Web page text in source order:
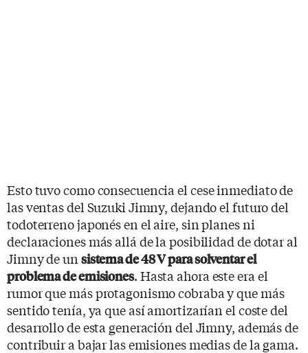
Esto tuvo como consecuencia el cese inmediato de
las ventas del Suzuki Jimny, dejando el futuro del
todoterreno japonés en el aire, sin planes ni
declaraciones más allá de la posibilidad de dotar al
Jimny de un sistema de 48 V para solventar el
problema de emisiones. Hasta ahora este era el
rumor que más protagonismo cobraba y que más
sentido tenía, ya que así amortizarían el coste del
desarrollo de esta generación del Jimny, además de
contribuir a bajar las emisiones medias de la gama.